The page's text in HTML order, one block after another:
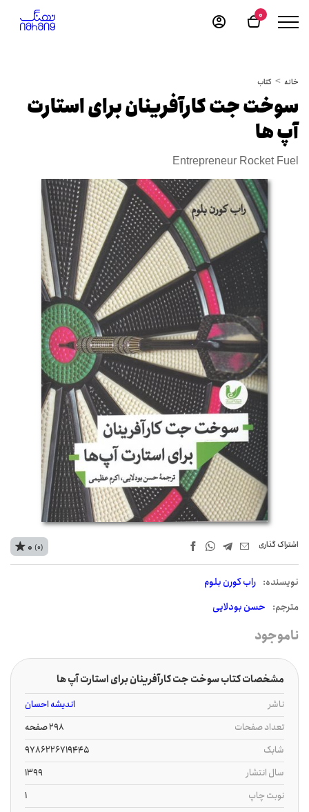
0
خانه کتاب
سوخت جت کارآفرینان برای استارت
آپ ها
Entrepreneur Rocket Fuel
اشتراک‌ گذاری
نويسنده: راب کورن بلوم
مترجم: حسن بودلایی
0 (0)
ناموجود
مشخصات کتاب سوخت جت کارآفرینان برای استارت آپ ها
ناشر
اندیشه احسان
تعداد صفحات
298 صفحه
شابک
9786226719445
سال انتشار
1399
نوبت چاپ
1